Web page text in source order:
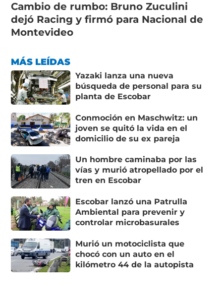
Cambio de rumbo: Bruno Zuculini
dejó Racing y firmó para Nacional de
Montevideo
MÁS LEÍDAS
Yazaki lanza una nueva
búsqueda de personal para su
planta de Escobar
Conmoción en Maschwitz: un
joven se quitó la vida en el
domicilio de su ex pareja
Un hombre caminaba por las
vías y murió atropellado por el
tren en Escobar
Escobar lanzó una Patrulla
Ambiental para prevenir y
controlar microbasurales
Murió un motociclista que
chocó con un auto en el
kilómetro 44 de la autopista